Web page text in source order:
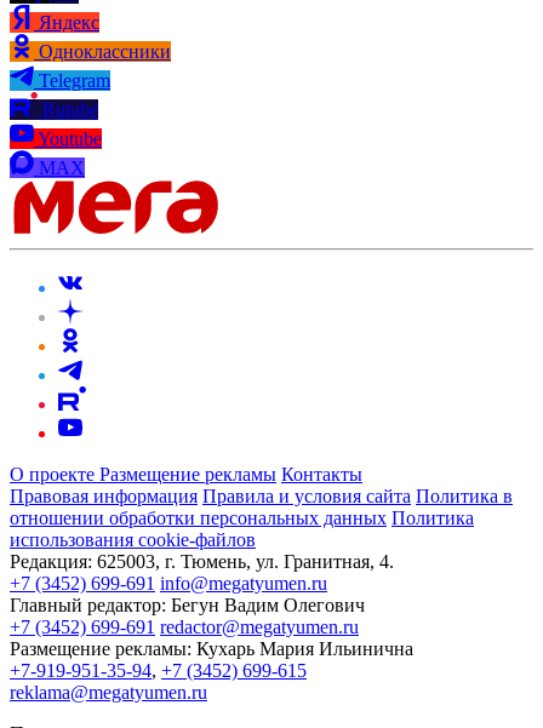
Яндекс
Одноклассники
Telegram
Rutube
Youtube
MAX
О проекте Размещение рекламы Контакты
Правовая информация Правила и условия сайта Политика в
отношении обработки персональных данных Политика
использования cookie-файлов
Редакция: 625003, г. Тюмень, ул. Гранитная, 4.
+7 (3452) 699-691 info@megatyumen.ru
Главный редактор: Бегун Вадим Олегович
+7 (3452) 699-691 redactor@megatyumen.ru
Размещение рекламы: Кухарь Мария Ильинична
+7-919-951-35-94, +7 (3452) 699-615
reklama@megatyumen.ru